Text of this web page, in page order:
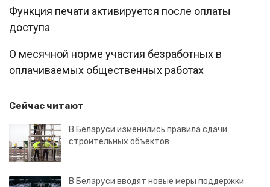
Функция печати активируется после оплаты
доступа
О месячной норме участия безработных в
оплачиваемых общественных работах
Сейчас читают
В Беларуси изменились правила сдачи
строительных объектов
В Беларуси вводят новые меры поддержки